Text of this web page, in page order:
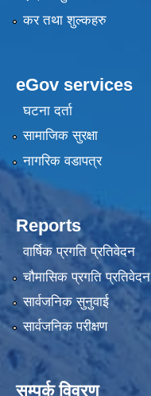
कर तथा शुल्कहरु
eGov services
घटना दर्ता
सामाजिक सुरक्षा
नागरिक वडापत्र
Reports
वार्षिक प्रगति प्रतिवेदन
चौमासिक प्रगति प्रतिवेदन
सार्वजनिक सुनुवाई
सार्वजनिक परीक्षण
सम्पर्क विवरण